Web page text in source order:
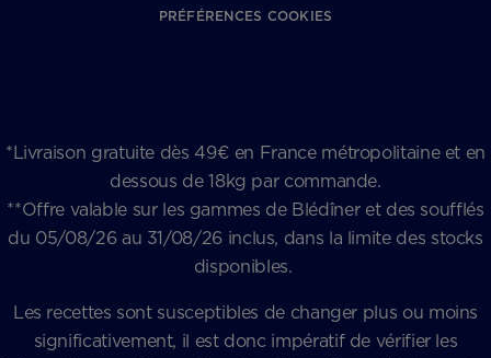
PRÉFÉRENCES COOKIES
*Livraison gratuite dès 49€ en France métropolitaine et en
dessous de 18kg par commande.
**Offre valable sur les gammes de Blédîner et des soufflés
du 05/08/26 au 31/08/26 inclus, dans la limite des stocks
disponibles.
Les recettes sont susceptibles de changer plus ou moins
significativement, il est donc impératif de vérifier les